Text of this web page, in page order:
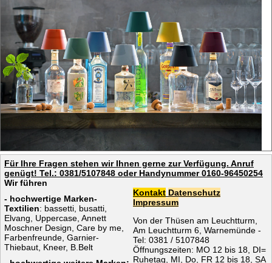
Für Ihre Fragen stehen wir Ihnen gerne zur Verfügung. Anruf
genügt! Tel.: 0381/5107848 oder Handynummer 0160-96450254
Wir führen
- hochwertige Marken-
Textilien: bassetti, busatti,
Elvang, Uppercase, Annett
Moschner Design, Care by me,
Farbenfreunde, Garnier-
Thiebaut, Kneer, B.Belt
Kontakt Datenschutz
Impressum
Von der Thüsen am Leuchtturm,
Am Leuchtturm 6, Warnemünde -
Tel: 0381 / 5107848
Öffnungszeiten: MO 12 bis 18, DI=
Ruhetag, MI, Do, FR 12 bis 18, SA